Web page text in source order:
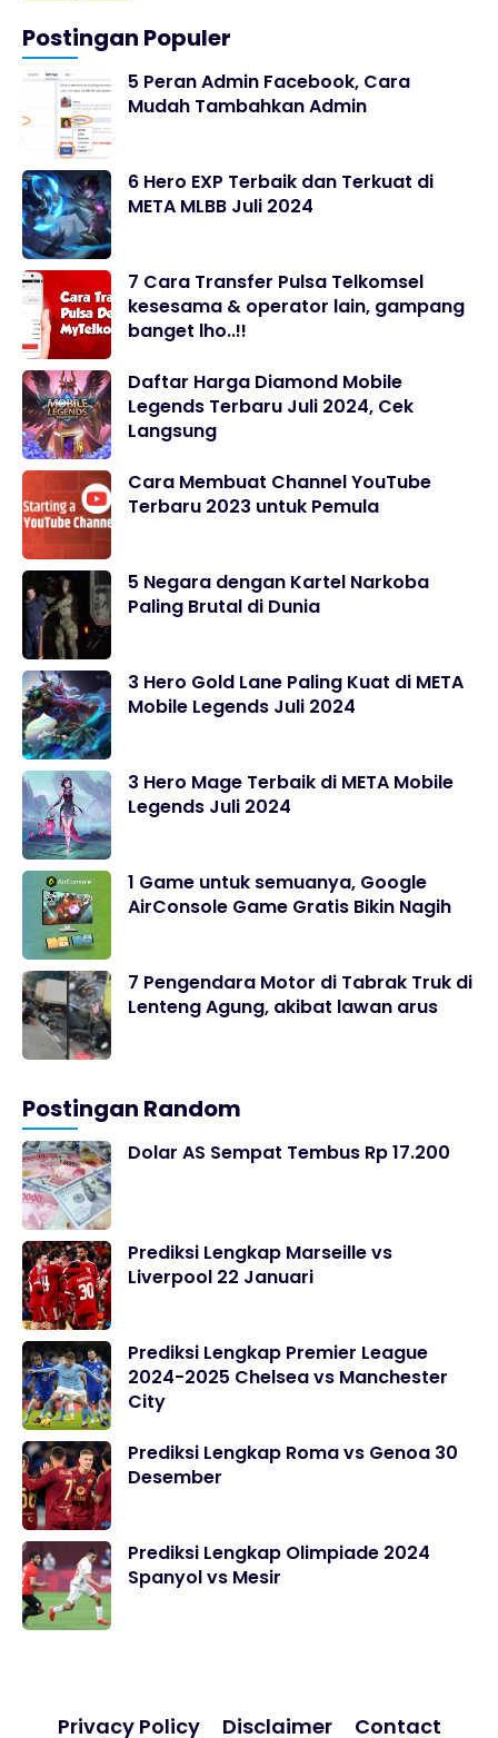
Postingan Populer
5 Peran Admin Facebook, Cara
Mudah Tambahkan Admin
6 Hero EXP Terbaik dan Terkuat di
META MLBB Juli 2024
7 Cara Transfer Pulsa Telkomsel
kesesama & operator lain, gampang
banget lho..!!
Daftar Harga Diamond Mobile
Legends Terbaru Juli 2024, Cek
Langsung
Cara Membuat Channel YouTube
Terbaru 2023 untuk Pemula
5 Negara dengan Kartel Narkoba
Paling Brutal di Dunia
3 Hero Gold Lane Paling Kuat di META
Mobile Legends Juli 2024
3 Hero Mage Terbaik di META Mobile
Legends Juli 2024
1 Game untuk semuanya, Google
AirConsole Game Gratis Bikin Nagih
7 Pengendara Motor di Tabrak Truk di
Lenteng Agung, akibat lawan arus
Postingan Random
Dolar AS Sempat Tembus Rp 17.200
Prediksi Lengkap Marseille vs
Liverpool 22 Januari
Prediksi Lengkap Premier League
2024-2025 Chelsea vs Manchester
City
Prediksi Lengkap Roma vs Genoa 30
Desember
Prediksi Lengkap Olimpiade 2024
Spanyol vs Mesir
Privacy Policy Disclaimer Contact